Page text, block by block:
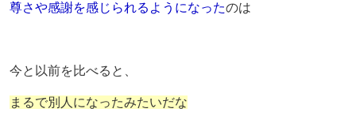
尊さや感謝を感じられるようになったのは
今と以前を比べると、
まるで別人になったみたいだな